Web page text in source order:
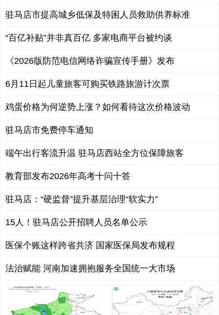
驻马店市提高城乡低保及特困人员救助供养标准
“百亿补贴”并非真百亿 多家电商平台被约谈
《2026版防范电信网络诈骗宣传手册》发布
6月11日起儿童旅客可购买铁路旅游计次票
鸡蛋价格为何逆势上涨？如何看待这次价格波动
驻马店市免费停车通知
端午出行客流升温 驻马店西站全方位保障旅客
教育部发布2026年高考十问十答
驻马店：“硬监督”提升基层治理“软实力”
15人！驻马店公开招聘人员名单公示
医保个账这样跨省共济 国家医保局发布规程
法治赋能 河南加速拥抱服务全国统一大市场